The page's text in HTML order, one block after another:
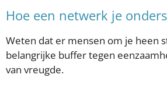
Hoe een netwerk je
Weten dat er mensen om je heen
belangrijke buffer tegen
van vreugde.